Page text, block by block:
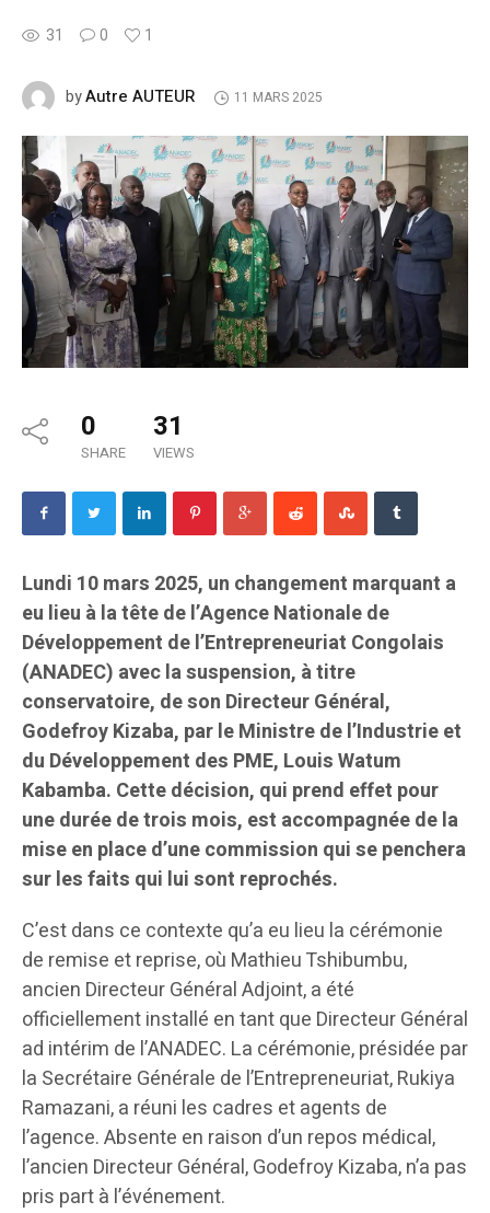
31 0 1
byAutre AUTEUR 11 MARS 2025
0
SHARE
31
VIEWS
Lundi 10 mars 2025, un changement marquant a
eu lieu à la tête de l’Agence Nationale de
Développement de l’Entrepreneuriat Congolais
(ANADEC) avec la suspension, à titre
conservatoire, de son Directeur Général,
Godefroy Kizaba, par le Ministre de l’Industrie et
du Développement des PME, Louis Watum
Kabamba. Cette décision, qui prend effet pour
une durée de trois mois, est accompagnée de la
mise en place d’une commission qui se penchera
sur les faits qui lui sont reprochés.
C’est dans ce contexte qu’a eu lieu la cérémonie
de remise et reprise, où Mathieu Tshibumbu,
ancien Directeur Général Adjoint, a été
officiellement installé en tant que Directeur Général
ad intérim de l’ANADEC. La cérémonie, présidée par
la Secrétaire Générale de l’Entrepreneuriat, Rukiya
Ramazani, a réuni les cadres et agents de
l’agence. Absente en raison d’un repos médical,
l’ancien Directeur Général, Godefroy Kizaba, n’a pas
pris part à l’événement.